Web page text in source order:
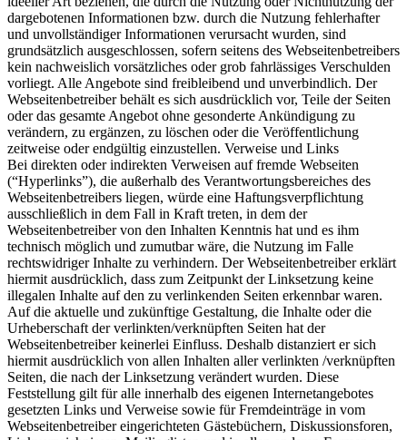
dargebotenen Informationen bzw. durch die Nutzung fehlerhafter
und unvollständiger Informationen verursacht wurden, sind
grundsätzlich ausgeschlossen, sofern seitens des Webseitenbetreibers
kein nachweislich vorsätzliches oder grob fahrlässiges Verschulden
vorliegt. Alle Angebote sind freibleibend und unverbindlich. Der
Webseitenbetreiber behält es sich ausdrücklich vor, Teile der Seiten
oder das gesamte Angebot ohne gesonderte Ankündigung zu
verändern, zu ergänzen, zu löschen oder die Veröffentlichung
zeitweise oder endgültig einzustellen. Verweise und Links
Bei direkten oder indirekten Verweisen auf fremde Webseiten
(“Hyperlinks”), die außerhalb des Verantwortungsbereiches des
Webseitenbetreibers liegen, würde eine Haftungsverpflichtung
ausschließlich in dem Fall in Kraft treten, in dem der
Webseitenbetreiber von den Inhalten Kenntnis hat und es ihm
technisch möglich und zumutbar wäre, die Nutzung im Falle
rechtswidriger Inhalte zu verhindern. Der Webseitenbetreiber erklärt
hiermit ausdrücklich, dass zum Zeitpunkt der Linksetzung keine
illegalen Inhalte auf den zu verlinkenden Seiten erkennbar waren.
Auf die aktuelle und zukünftige Gestaltung, die Inhalte oder die
Urheberschaft der verlinkten/verknüpften Seiten hat der
Webseitenbetreiber keinerlei Einfluss. Deshalb distanziert er sich
hiermit ausdrücklich von allen Inhalten aller verlinkten /verknüpften
Seiten, die nach der Linksetzung verändert wurden. Diese
Feststellung gilt für alle innerhalb des eigenen Internetangebotes
gesetzten Links und Verweise sowie für Fremdeinträge in vom
Webseitenbetreiber eingerichteten Gästebüchern, Diskussionsforen,